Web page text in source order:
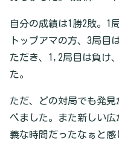
自分の成績は1勝2敗。1
トップアマの方、3局目
ただき、1,2局目は負け
た。
ただ、どの対局でも発
べました。また新しい
義な時間だったなぁと